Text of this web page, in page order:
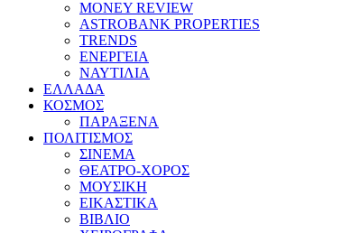
MONEY REVIEW
ASTROBANK PROPERTIES
TRENDS
ΕΝΕΡΓΕΙΑ
ΝΑΥΤΙΛΙΑ
ΕΛΛΑΔΑ
ΚΟΣΜΟΣ
ΠΑΡΑΞΕΝΑ
ΠΟΛΙΤΙΣΜΟΣ
ΣΙΝΕΜΑ
ΘΕΑΤΡΟ-ΧΟΡΟΣ
ΜΟΥΣΙΚΗ
ΕΙΚΑΣΤΙΚΑ
ΒΙΒΛΙΟ